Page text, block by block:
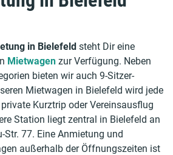
in Bielefeld steht Dir eine
Mietwagen zur Verfügung. Neben
bieten wir auch 9-Sitzer-
Mietwagen in Bielefeld wird jede
Kurztrip oder Vereinsausflug
Station liegt zentral in Bielefeld an
Str. 77. Eine Anmietung und
außerhalb der Öffnungszeiten ist